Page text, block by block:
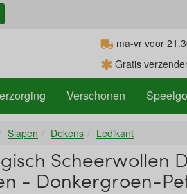
ma-vr voor
Gratis
Verschonen
Slapen Dekens Ledikant
Scheerwollen
- Donkergroen-